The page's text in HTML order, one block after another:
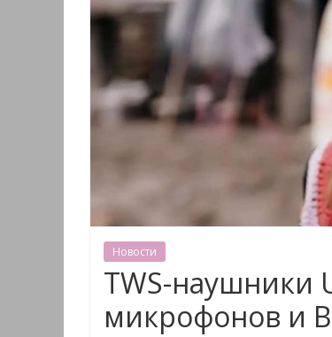
Новости
TWS-наушники
микрофонов и